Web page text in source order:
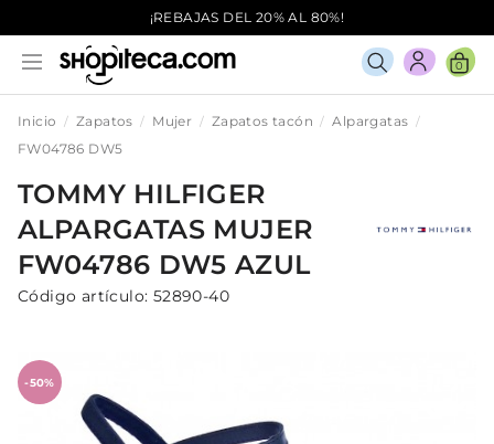
¡REBAJAS DEL 20% AL 80%!
0
Inicio Zapatos Mujer Zapatos tacón
Alpargatas
FW04786 DW5
TOMMY HILFIGER
ALPARGATAS MUJER
FW04786 DW5 AZUL
Código artículo: 52890-40
-50%